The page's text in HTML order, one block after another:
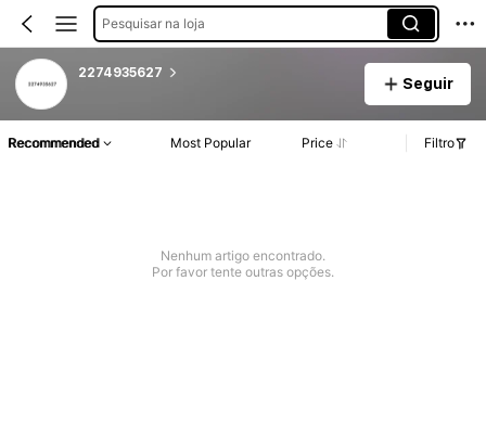
Pesquisar na loja
2274935627
Seguir
Recommended Most Popular Price Filtro
Nenhum artigo encontrado.
Por favor tente outras opções.